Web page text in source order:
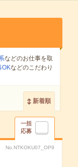
などのお仕事を取
OKなどのこだわり
新着順
一括
応募
No.NTKOKU07_OP9